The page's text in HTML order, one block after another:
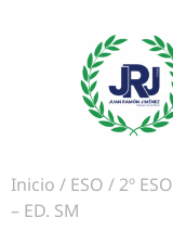
Inicio / ESO / 2º ESO
– ED. SM